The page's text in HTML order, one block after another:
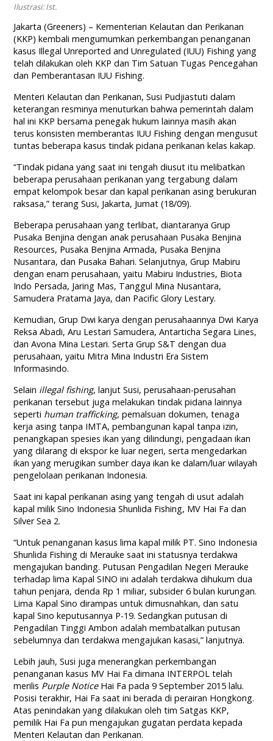
Ilustrasi: Ist.
Jakarta (Greeners) – Kementerian Kelautan dan Perikanan
(KKP) kembali mengumumkan perkembangan penanganan
kasus Illegal Unreported and Unregulated (IUU) Fishing yang
telah dilakukan oleh KKP dan Tim Satuan Tugas Pencegahan
dan Pemberantasan IUU Fishing.
Menteri Kelautan dan Perikanan, Susi Pudjiastuti dalam
keterangan resminya menuturkan bahwa pemerintah dalam
hal ini KKP bersama penegak hukum lainnya masih akan
terus konsisten memberantas IUU Fishing dengan mengusut
tuntas beberapa kasus tindak pidana perikanan kelas kakap.
“Tindak pidana yang saat ini tengah diusut itu melibatkan
beberapa perusahaan perikanan yang tergabung dalam
empat kelompok besar dan kapal perikanan asing berukuran
raksasa,” terang Susi, Jakarta, Jumat (18/09).
Beberapa perusahaan yang terlibat, diantaranya Grup
Pusaka Benjina dengan anak perusahaan Pusaka Benjina
Resources, Pusaka Benjina Armada, Pusaka Benjina
Nusantara, dan Pusaka Bahari. Selanjutnya, Grup Mabiru
dengan enam perusahaan, yaitu Mabiru Industries, Biota
Indo Persada, Jaring Mas, Tanggul Mina Nusantara,
Samudera Pratama Jaya, dan Pacific Glory Lestary.
Kemudian, Grup Dwi karya dengan perusahaannya Dwi Karya
Reksa Abadi, Aru Lestari Samudera, Antarticha Segara Lines,
dan Avona Mina Lestari. Serta Grup S&T dengan dua
perusahaan, yaitu Mitra Mina Industri Era Sistem
Informasindo.
Selain illegal fishing, lanjut Susi, perusahaan-perusahan
perikanan tersebut juga melakukan tindak pidana lainnya
seperti human trafficking, pemalsuan dokumen, tenaga
kerja asing tanpa IMTA, pembangunan kapal tanpa izin,
penangkapan spesies ikan yang dilindungi, pengadaan ikan
yang dilarang di ekspor ke luar negeri, serta mengedarkan
ikan yang merugikan sumber daya ikan ke dalam/luar wilayah
pengelolaan perikanan Indonesia.
Saat ini kapal perikanan asing yang tengah di usut adalah
kapal milik Sino Indonesia Shunlida Fishing, MV Hai Fa dan
Silver Sea 2.
“Untuk penanganan kasus lima kapal milik PT. Sino Indonesia
Shunlida Fishing di Merauke saat ini statusnya terdakwa
mengajukan banding. Putusan Pengadilan Negeri Merauke
terhadap lima Kapal SINO ini adalah terdakwa dihukum dua
tahun penjara, denda Rp 1 miliar, subsider 6 bulan kurungan.
Lima Kapal Sino dirampas untuk dimusnahkan, dan satu
kapal Sino keputusannya P-19. Sedangkan putusan di
Pengadilan Tinggi Ambon adalah membatalkan putusan
sebelumnya dan terdakwa mengajukan kasasi,” lanjutnya.
Lebih jauh, Susi juga menerangkan perkembangan
penanganan kasus MV Hai Fa dimana INTERPOL telah
merilis Purple NoticeHai Fa pada 9 September 2015 lalu.
Posisi terakhir, Hai Fa saat ini berada di perairan Hongkong.
Atas penindakan yang dilakukan oleh tim Satgas KKP,
pemilik Hai Fa pun mengajukan gugatan perdata kepada
Menteri Kelautan dan Perikanan.